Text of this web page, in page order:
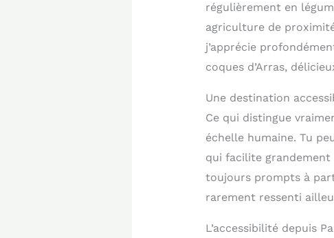
régulièrement en
agriculture de
j’apprécie
coques d’Arras,
Une destination
Ce qui distingue
échelle humaine. Tu
qui facilite
toujours prompts à
rarement ressenti
L’accessibilité depuis